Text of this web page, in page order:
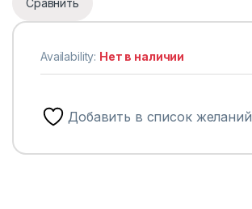
Сравнить
Availability: Нет в наличии
Добавить в список желаний